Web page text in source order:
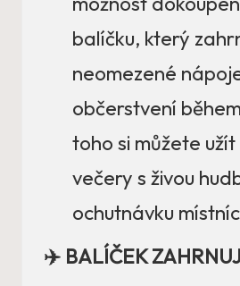
balíčku, který
neomezené
občerstvení
toho si můžete
večery s živou
ochutnávku
✈️ BALÍČEK